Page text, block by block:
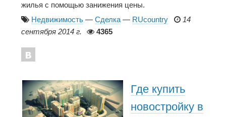
жилья с помощью занижения цены.
Недвижимость — Сделка — RUcountry
14
сентября 2014 г.
4365
Где купить
новостройку в